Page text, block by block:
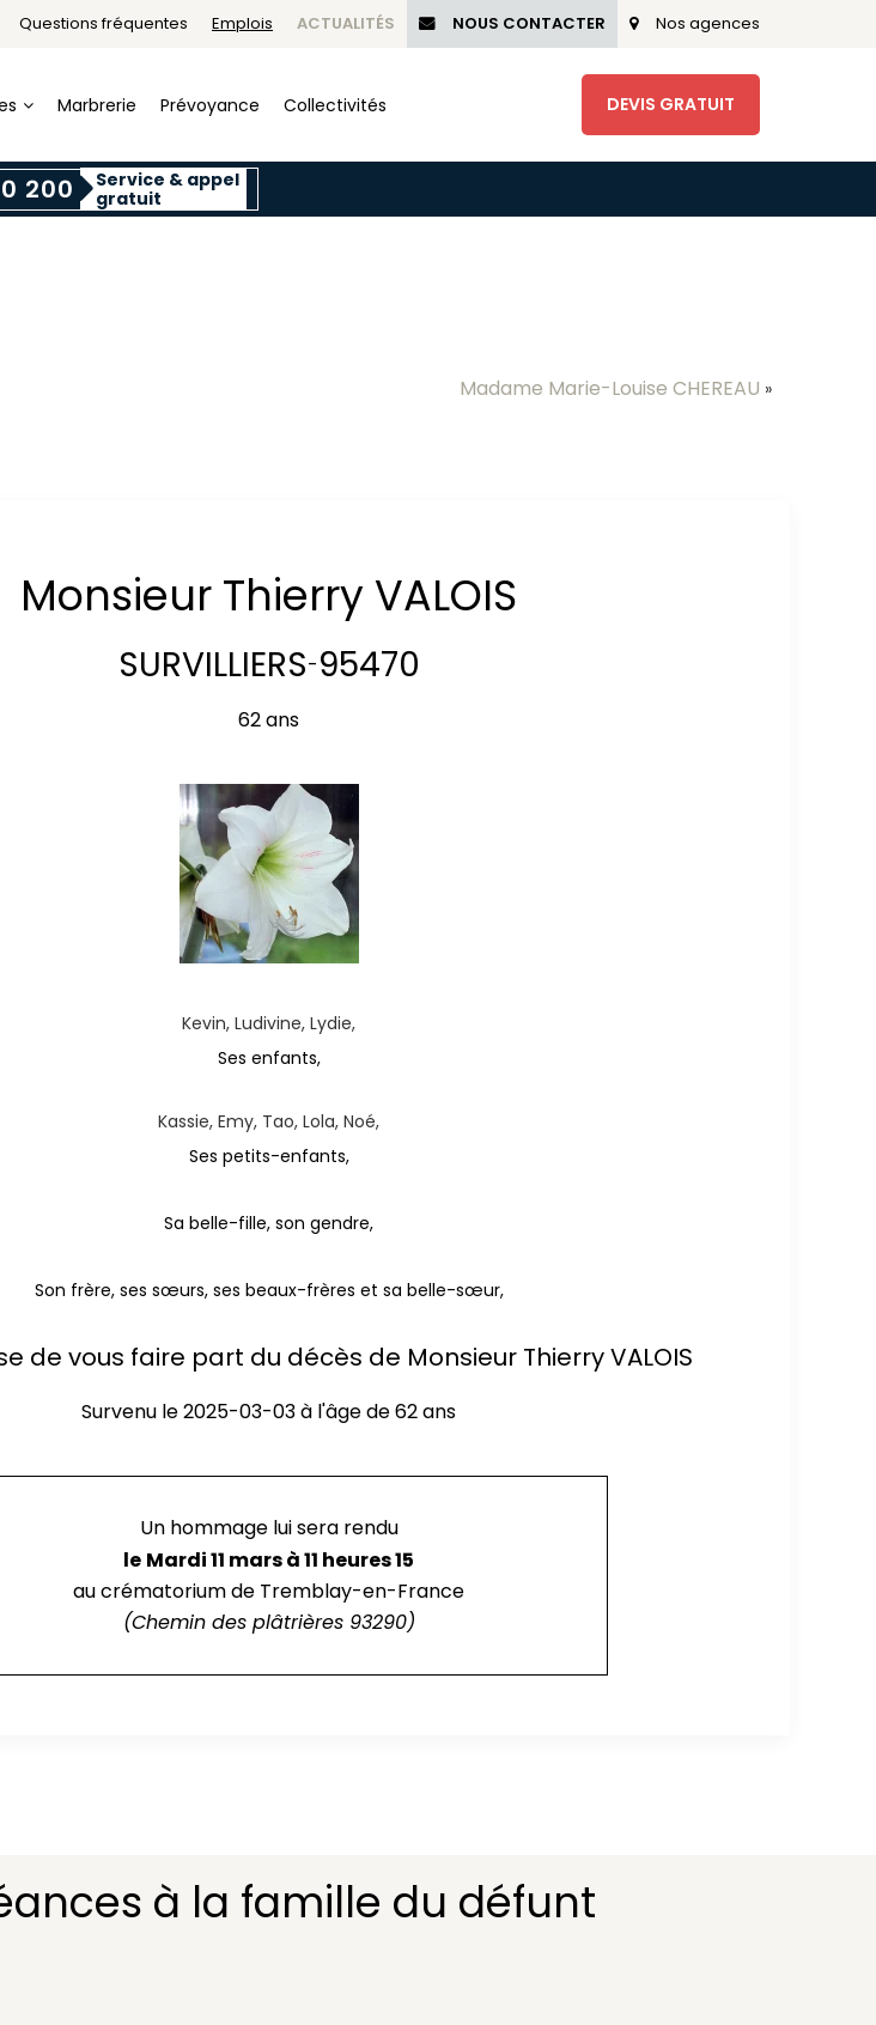
Questions fréquentes Emplois ACTUALITÉS NOUS CONTACTER Nos agences
Marbrerie Prévoyance Collectivités DEVIS GRATUIT
200
Service & appel
gratuit
Madame Marie-Louise CHEREAU »
Monsieur Thierry VALOIS
SURVILLIERS-95470
62 ans
Kevin, Ludivine, Lydie,
Ses enfants,
Kassie, Emy, Tao, Lola, Noé,
Ses petits-enfants,
Sa belle-fille, son gendre,
Son frère, ses sœurs, ses beaux-frères et sa belle-sœur,
de vous faire part du décès de Monsieur Thierry VALOIS
Survenu le2025-03-03à l'âge de 62 ans
Un hommage lui sera rendu
le Mardi 11 mars à 11 heures 15
au crématorium de Tremblay-en-France
(Chemin des plâtrières 93290)
à la famille du défunt